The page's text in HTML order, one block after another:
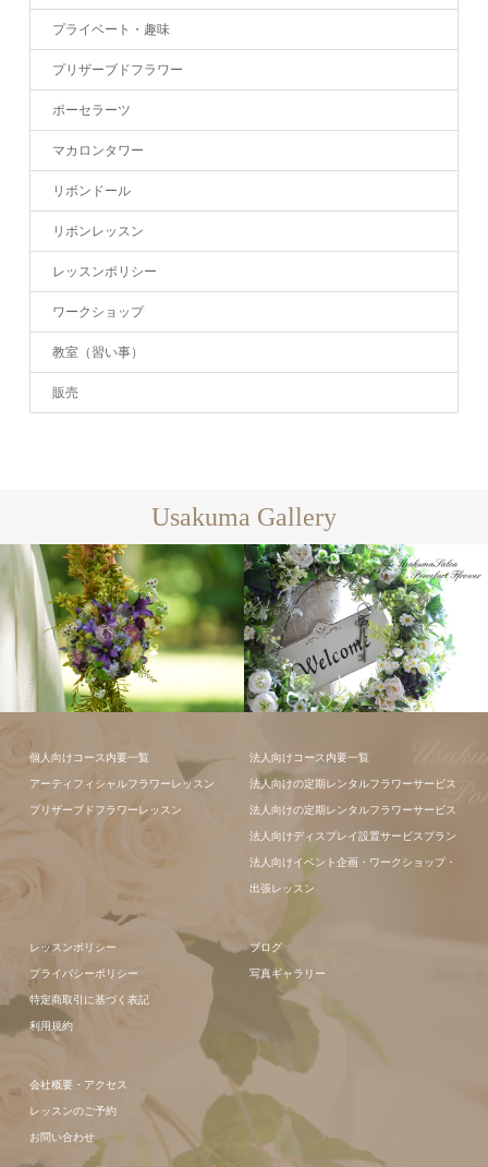
プライベート・趣味
プリザーブドフラワー
ポーセラーツ
マカロンタワー
リボンドール
リボンレッスン
レッスンポリシー
ワークショップ
教室（習い事）
販売
Usakuma Gallery
ンジメント
個人向けコース内要一覧
アーティフィシャルフラワーレッスン
プリザーブドフラワーレッスン
法人向けコース内要一覧
法人向けの定期レンタルフラワーサービス
法人向けの定期レンタルフラワーサービス
法人向けディスプレイ設置サービスプラン
法人向けイベント企画・ワークショップ・
出張レッスン
レッスンポリシー
プライバシーポリシー
特定商取引に基づく表記
利用規約
ブログ
写真ギャラリー
会社概要・アクセス
レッスンのご予約
お問い合わせ